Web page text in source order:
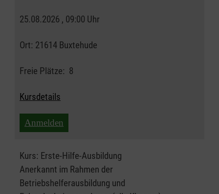
25.08.2026 , 09:00 Uhr
Ort: 21614 Buxtehude
Freie Plätze: 8
Kursdetails
Anmelden
Kurs: Erste-Hilfe-Ausbildung
Anerkannt im Rahmen der
Betriebshelferausbildung und